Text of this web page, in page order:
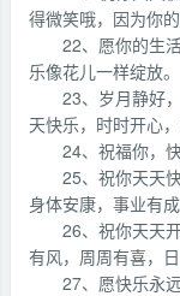
得微笑哦，因为你
22、愿你的生
乐像花儿一样绽放。
23、岁月静好
天快乐，时时开心
24、祝福你，
25、祝你天天
身体安康，事业有成
26、祝你天天
有风，周周有喜，日
27、愿快乐永